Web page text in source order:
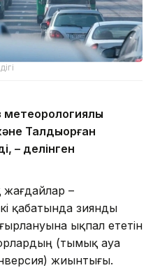
Талдықорған
– делінген
жағдайлар –
қабатында зиянды
ықпал ететін
(тымық ауа
жиынтығы.